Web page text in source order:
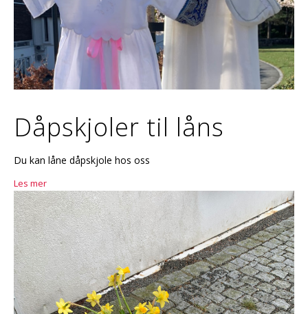
Dåpskjoler til låns
Du kan låne dåpskjole hos oss
Les mer